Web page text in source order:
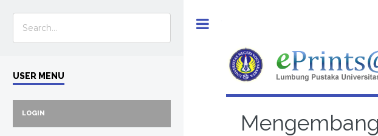
USER MENU
LOGIN